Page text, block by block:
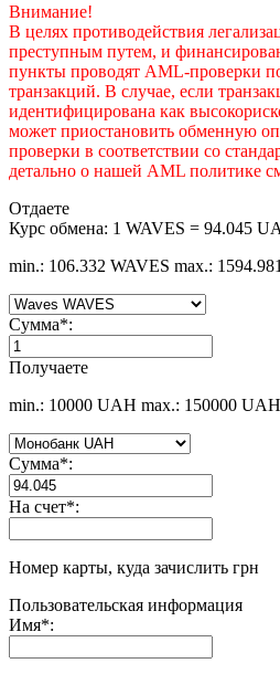
Внимание!
В целях противодействия
преступным путем, и
пункты проводят AML-проверки
транзакций. В случае, если
идентифицирована как
может приостановить обменную
проверки в соответствии со
детально о нашей AML политике
Отдаете
Курс обмена: 1 WAVES = 94.045
min.: 106.332 WAVES max.:
Сумма*:
Получаете
min.: 10000 UAH max.: 150000 UAH
Сумма*:
На счет*:
Номер карты, куда зачислить грн
Пользовательская информация
Имя*: